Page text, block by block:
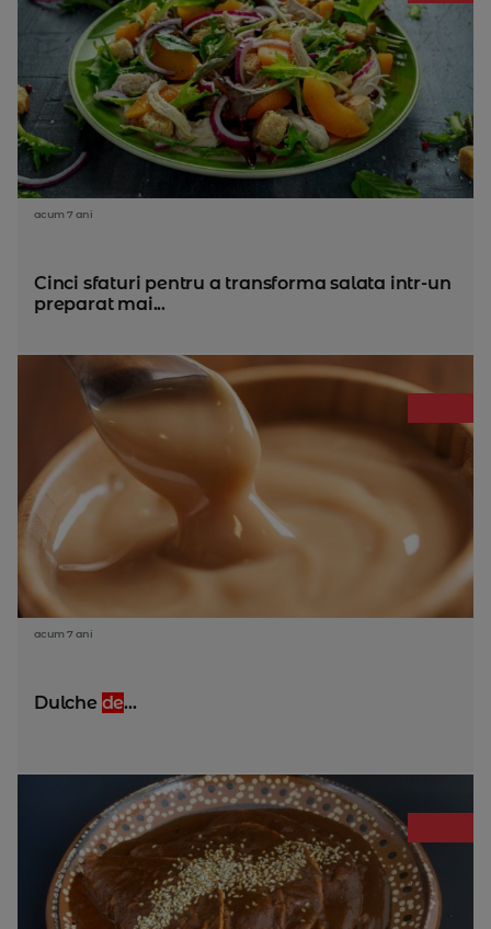
acum 7 ani
Cinci sfaturi pentru a transforma salata intr-un
preparat mai...
acum 7 ani
Dulche de...